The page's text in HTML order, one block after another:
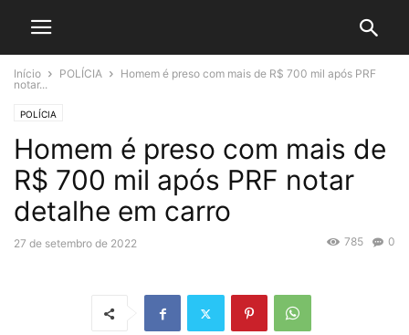
Início POLÍCIA
Homem é preso com mais de R$ 700 mil após PRF
notar...
POLÍCIA
Homem é preso com mais de
R$ 700 mil após PRF notar
detalhe em carro
27 de setembro de 2022 0
785